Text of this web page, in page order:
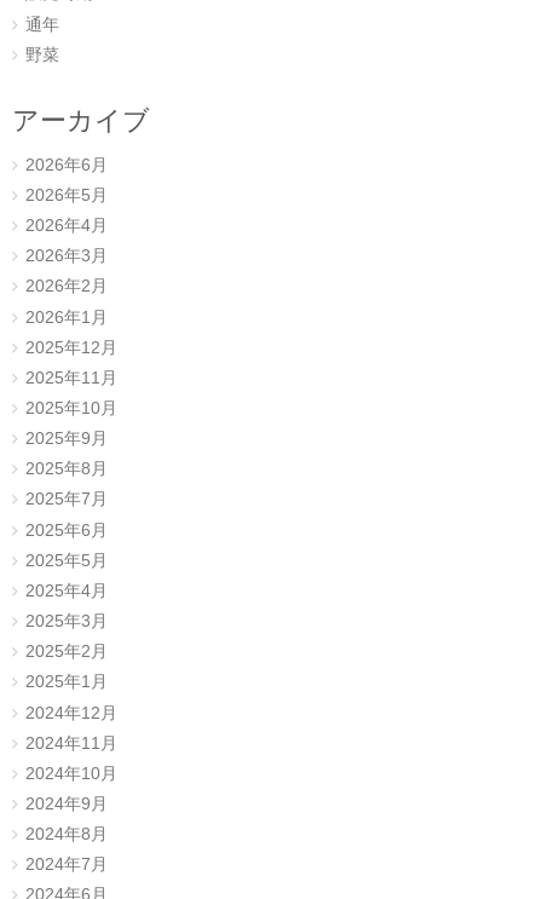
通年
野菜
アーカイブ
2026年6月
2026年5月
2026年4月
2026年3月
2026年2月
2026年1月
2025年12月
2025年11月
2025年10月
2025年9月
2025年8月
2025年7月
2025年6月
2025年5月
2025年4月
2025年3月
2025年2月
2025年1月
2024年12月
2024年11月
2024年10月
2024年9月
2024年8月
2024年7月
2024年6月